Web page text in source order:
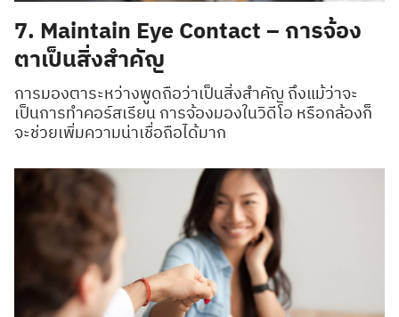
7. Maintain Eye Contact – การจ้อง
ตาเป็นสิ่งสำคัญ
การมองตาระหว่างพูดถือว่าเป็นสิ่งสำคัญ ถึงแม้ว่าจะ
เป็นการทำคอร์สเรียน การจ้องมองในวิดีโอ หรือกล้องก็
จะช่วยเพิ่มความน่าเชื่อถือได้มาก